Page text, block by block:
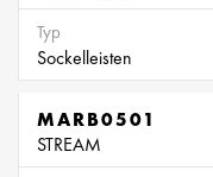
Typ
Sockelleisten
MARB0501
STREAM